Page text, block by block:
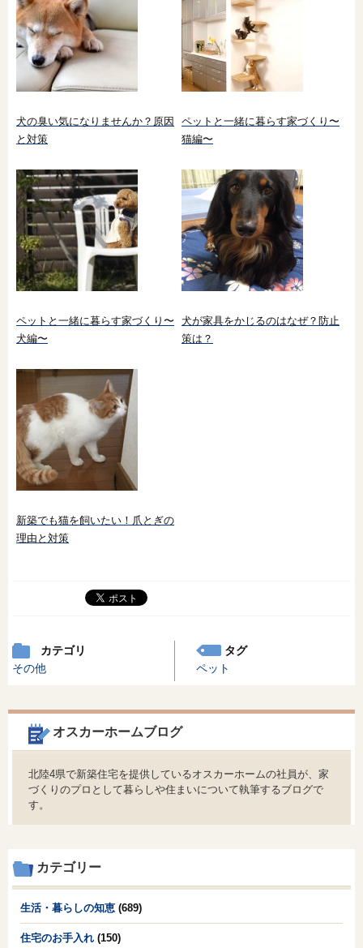
犬の臭い気になりませんか？原因
と対策
ペットと一緒に暮らす家づくり〜
猫編〜
ペットと一緒に暮らす家づくり〜
犬編〜
犬が家具をかじるのはなぜ？防止
策は？
新築でも猫を飼いたい！爪とぎの
理由と対策
カテゴリ
その他
タグ
ペット
オスカーホームブログ
北陸4県で新築住宅を提供しているオスカーホームの社員が、家
づくりのプロとして暮らしや住まいについて執筆するブログで
す。
カテゴリー
生活・暮らしの知恵 (689)
住宅のお手入れ (150)